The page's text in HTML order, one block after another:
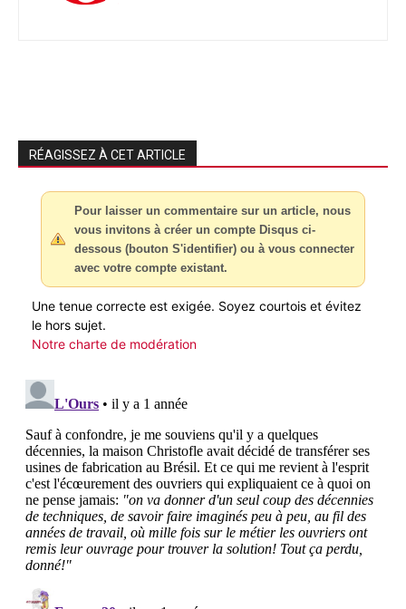
RÉAGISSEZ À CET ARTICLE
Pour laisser un commentaire sur un article, nous
vous invitons à créer un compte Disqus ci-
dessous (bouton S'identifier) ou à vous connecter
avec votre compte existant.
Une tenue correcte est exigée. Soyez courtois et évitez
le hors sujet.
Notre charte de modération